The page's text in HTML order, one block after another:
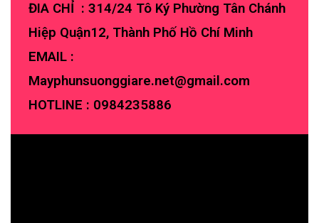
ĐIA CHỈ : 314/24 Tô Ký Phường Tân Chánh
Hiệp Quận12, Thành Phố Hồ Chí Minh
EMAIL :
Mayphunsuonggiare.net@gmail.com
HOTLINE : 0984235886